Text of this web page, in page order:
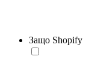
Защо Shopify